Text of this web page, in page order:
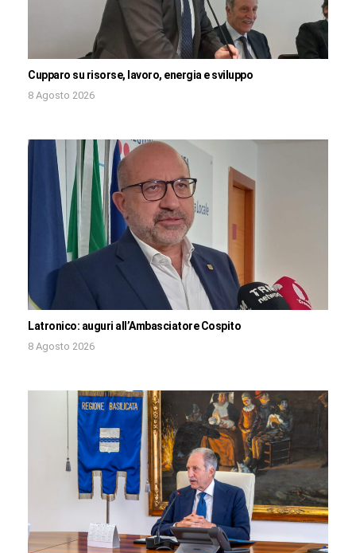
Cupparo su risorse, lavoro, energia e sviluppo
8 Agosto 2026
Latronico: auguri all’Ambasciatore Cospito
8 Agosto 2026